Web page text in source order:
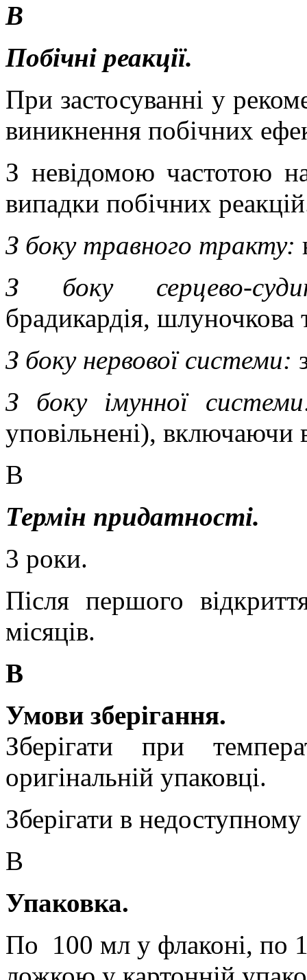
В
Побічні реакції.
При застосуванні у
виникнення побічних
З невідомою частотою
випадки побічних
З боку травного тракту:
З боку серцево-
брадикардія, шлуночкова
З боку нервової системи:
З боку імунної
уповільнені), включаючи
В
Термін придатності.
3 роки.
Після першого
місяців.
В
Умови зберігання.
Зберігати при
оригінальній упаковці.
Зберігати в недоступному
В
Упаковка.
По 100 мл у флаконі, по